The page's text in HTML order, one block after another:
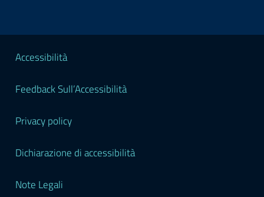
Sezione Legale
Accessibilità
Feedback Sull’Accessibilità
Privacy policy
Dichiarazione di accessibilità
Note Legali